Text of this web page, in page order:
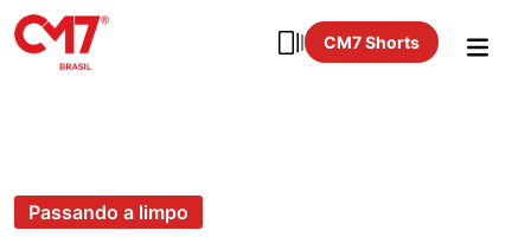
CM7 Shorts
Passando a limpo